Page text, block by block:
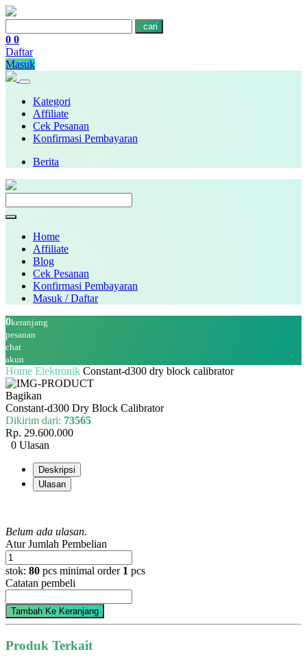
cari
0 0
Daftar
Masuk
Kategori
Affiliate
Cek Pesanan
Konfirmasi Pembayaran
Berita
Home
Affiliate
Blog
Cek Pesanan
Konfirmasi Pembayaran
Masuk / Daftar
0keranjang
pesanan
chat
akun
Home Elektronik Constant-d300 dry block calibrator
Bagikan
Constant-d300 Dry Block Calibrator
Dikirim dari: 73565
Rp. 29.600.000
0 Ulasan
Deskripsi
Ulasan
Belum ada ulasan.
Atur Jumlah Pembelian
stok: 80 pcs minimal order 1 pcs
Catatan pembeli
Tambah Ke Keranjang
Produk Terkait